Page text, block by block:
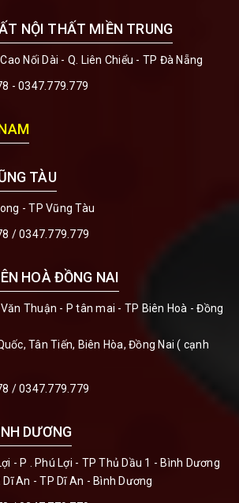
NỘI THẤT MIỀN TRUNG
Nối Dài - Q. Liên Chiểu - TP Đà Nẵng
- 0347.779.779
TÀU
- TP Vũng Tàu
/ 0347.779.779
HOÀ ĐỒNG NAI
Thuận - P tân mai - TP Biên Hoà - Đồng
Tân Tiến, Biên Hòa, Đồng Nai ( cạnh
/ 0347.779.779
DƯƠNG
- P . Phú Lợi - TP Thủ Dầu 1 - Bình Dương
Dĩ An - TP Dĩ An - Bình Dương